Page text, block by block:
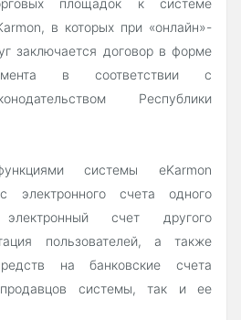
в которых при «онлайн»-
заключается договор в форме
в соответствии с
Республики
системы eKarmon
электронного счета одного
счет другого
пользователей, а также
на банковские счета
продавцов системы, так и ее